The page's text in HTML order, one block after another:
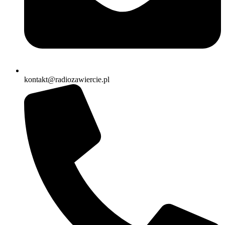
kontakt@radiozawiercie.pl